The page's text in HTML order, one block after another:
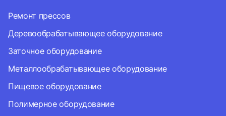
Ремонт прессов
Деревообрабатывающее оборудование
Заточное оборудование
Металлообрабатывающее оборудование
Пищевое оборудование
Полимерное оборудование